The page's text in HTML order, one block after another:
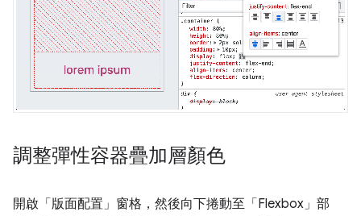
調整彈性容器疊加層顏色
開啟「版面配置」 窗格，然後向下捲動至「Flexbox」 部